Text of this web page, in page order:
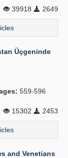
39918
2649
Üçgeninde
559-596
15302
2453
and Venetians